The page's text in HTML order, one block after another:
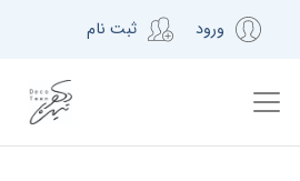
ورود ثبت نام